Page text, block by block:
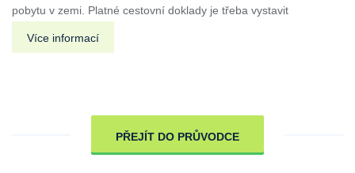
pobytu v zemi. Platné cestovní doklady je třeba vystavit
Více informací
PŘEJÍT DO PRŮVODCE